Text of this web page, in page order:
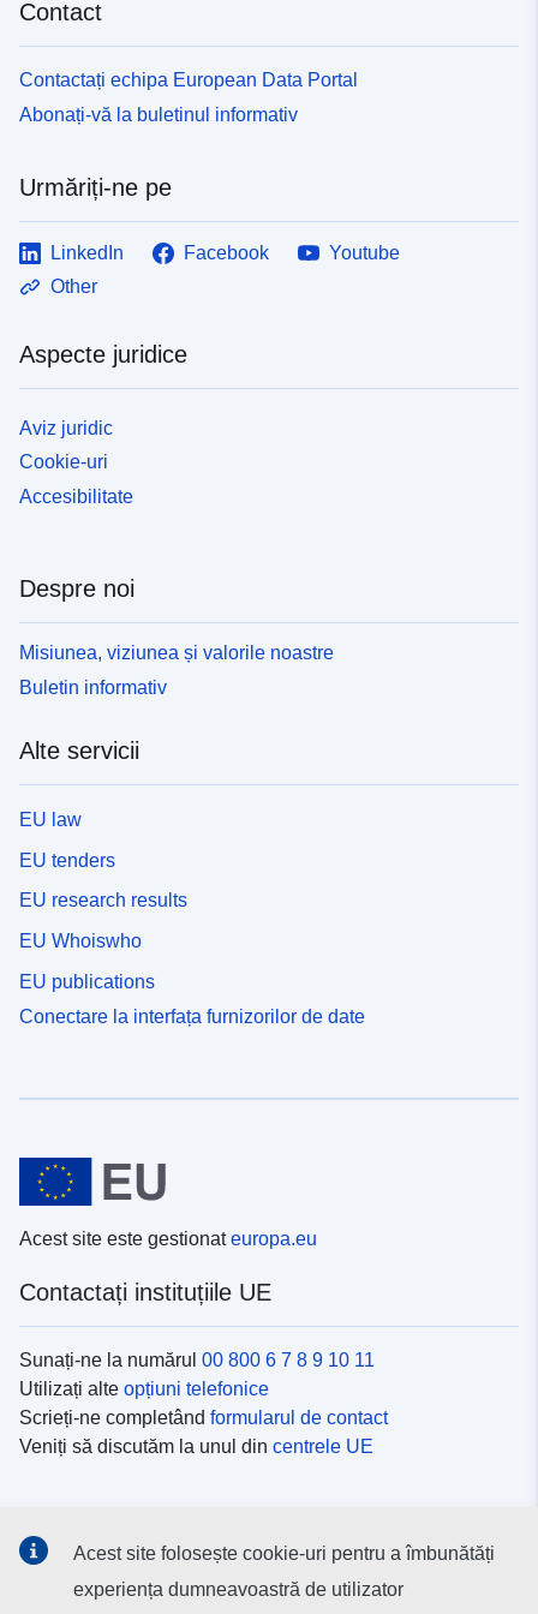
Contact
Contactați echipa European Data Portal
Abonați-vă la buletinul informativ
Urmăriți-ne pe
LinkedIn Facebook
Youtube
Other
Aspecte juridice
Aviz juridic
Cookie-uri
Accesibilitate
Despre noi
Misiunea, viziunea și valorile noastre
Buletin informativ
Alte servicii
EU law
EU tenders
EU research results
EU Whoiswho
EU publications
Conectare la interfața furnizorilor de date
Acest site este gestionateuropa.eu
Contactați instituțiile UE
Sunați-ne la numărul 00 800 6 7 8 9 10 11
Utilizați alte opțiuni telefonice
Scrieți-ne completând formularul de contact
Veniți să discutăm la unul din centrele UE
Descoperiți canalele UEpe rețelele sociale
Acest site folosește cookie-uri pentru a îmbunătăți
experiența dumneavoastră de utilizator